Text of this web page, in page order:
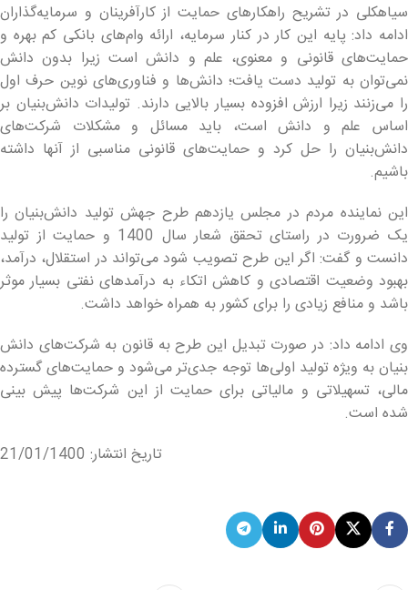
سیاهکلی در تشریح راهکارهای حمایت از کارآفرینان و سرمایه‌گذاران
ادامه داد: پایه این کار در کنار سرمایه، ارائه وام‌های بانکی کم بهره و
حمایت‌های قانونی و معنوی، علم و دانش است زیرا بدون دانش
نمی‌توان به تولید دست یافت؛ دانش‌ها و فناوری‌های نوین حرف اول
را می‌زنند زیرا ارزش افزوده بسیار بالایی دارند. تولیدات دانش‌بنیان بر
اساس علم و دانش است، باید مسائل و مشکلات شرکت‌های
دانش‌بنیان را حل کرد و حمایت‌های قانونی مناسبی از آنها داشته
باشیم.
این نماینده مردم در مجلس یازدهم طرح جهش تولید دانش‌بنیان را
یک ضرورت در راستای تحقق شعار سال 1400 و حمایت از تولید
دانست و گفت: اگر این طرح تصویب شود می‌تواند در استقلال، درآمد،
بهبود وضعیت اقتصادی و کاهش اتکاء به درآمدهای نفتی بسیار موثر
باشد و منافع زیادی را برای کشور به همراه خواهد داشت.
وی ادامه داد: در صورت تبدیل این طرح به قانون به شرکت‌های دانش
بنیان به ویژه تولید اولی‌ها توجه جدی‌تر می‌شود و حمایت‌های گسترده
مالی، تسهیلاتی و مالیاتی برای حمایت از این شرکت‌ها پیش بینی
شده است.
تاریخ انتشار: 21/01/1400